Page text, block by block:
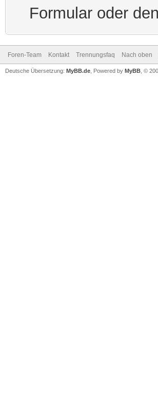
Formular oder
Foren-Team Kontakt Trennungsfaq Nach oben
Deutsche Übersetzung: MyBB.de , Powered by MyBB , ©